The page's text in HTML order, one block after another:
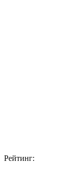
Рейтинг: